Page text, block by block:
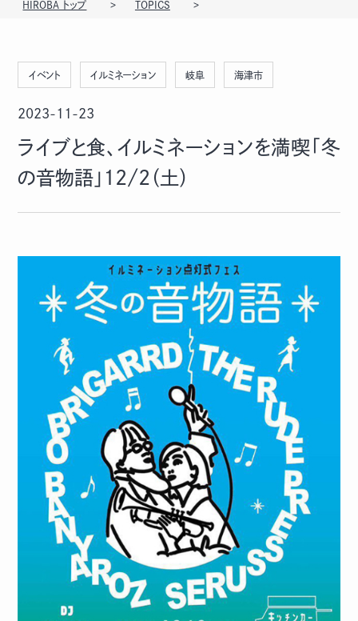
HIROBA トップ TOPICS
イベント イルミネーション 岐阜 海津市
2023-11-23
ライブと食、イルミネーションを満喫「冬
の音物語」12/2（土）